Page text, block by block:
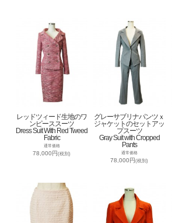
レッドツィード生地のワ
ンピーススーツ
Dress Suit With Red Tweed
Fabric
通常価格
78,000円(税別)
グレーサブリナパンツｘ
ジャケットのセットアッ
プスーツ
Gray Suit with Cropped
Pants
通常価格
78,000円(税別)